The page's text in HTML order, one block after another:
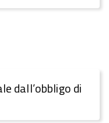
dall’obbligo di